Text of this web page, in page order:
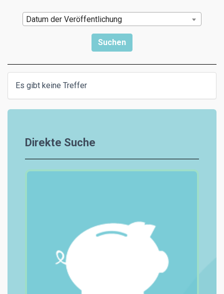
Datum der Veröffentlichung
Es gibt keine Treffer
Direkte Suche